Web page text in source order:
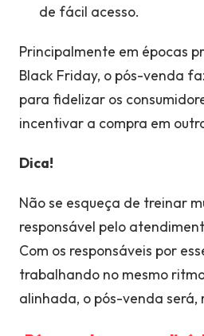
de fácil acesso.
Principalmente em épocas
Black Friday, o pós-venda
para fidelizar os
incentivar a compra em
Dica!
Não se esqueça de treinar
responsável pelo
Com os responsáveis por
trabalhando no mesmo
alinhada, o pós-venda